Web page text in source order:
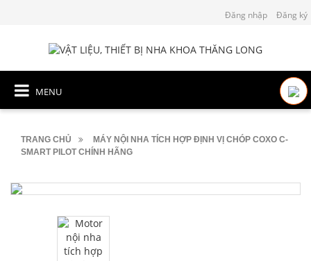
Đăng nhập Đăng ký
MENU
TRANG CHỦ
MÁY NỘI NHA TÍCH HỢP ĐỊNH VỊ CHÓP COXO C-
SMART PILOT CHÍNH HÃNG